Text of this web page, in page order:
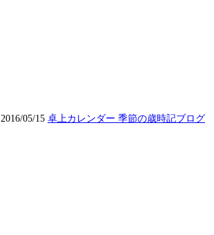
2016/05/15 卓上カレンダー 季節の歳時記ブログ